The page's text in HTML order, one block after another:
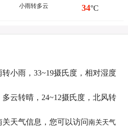
小雨转多云 34°C
小雨，33~19摄氏度，相对湿度
云转晴，24~12摄氏度，北风转
天气信息，您可以访问南关天气